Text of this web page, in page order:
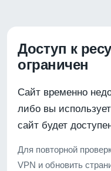
Доступ к
ограничен
Сайт временно
либо вы
сайт будет
Для повторной
VPN и обновить